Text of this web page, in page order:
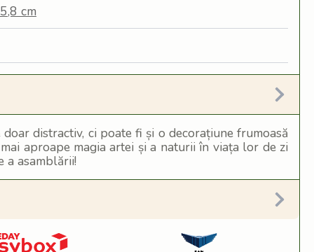
cm
distractiv, ci poate fi și o decorațiune frumoasă
aproape magia artei și a naturii în viața lor de zi
a asamblării!